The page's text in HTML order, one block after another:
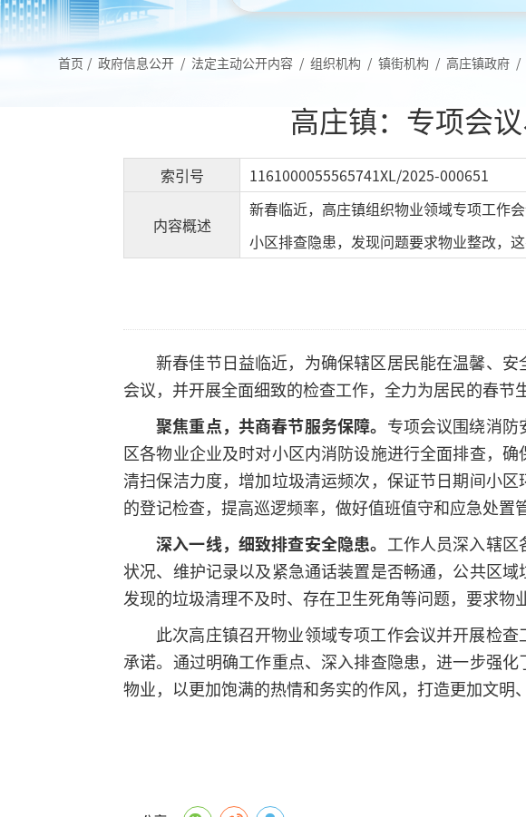
首页 / 政府信息公开 / 法定主动公开内容 / 组织机构 / 镇街机构 / 高庄镇政府 /
高庄镇：专项会
索引号 1161000055565741XL/2025-000651
内容概述
新春临近，高庄镇组织物业领域专项工作
小区排查隐患，发现问题要求物业整改，
新春佳节日益临近，为确保辖区居民能在温馨、
会议，并开展全面细致的检查工作，全力为居民的春节
聚焦重点，共商春节服务保障。 专项会议围绕消
区各物业企业及时对小区内消防设施进行全面排查，
清扫保洁力度，增加垃圾清运频次，保证节日期间小
的登记检查，提高巡逻频率，做好值班值守和应急处置
深入一线，细致排查安全隐患。 工作人员深入辖
状况、维护记录以及紧急通话装置是否畅通，公共区
发现的垃圾清理不及时、存在卫生死角等问题，要求物
此次高庄镇召开物业领域专项工作会议并开展检
承诺。通过明确工作重点、深入排查隐患，进一步强
物业，以更加饱满的热情和务实的作风，打造更加文明